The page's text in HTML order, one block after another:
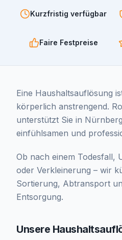
Kurzfristig verfügbar
Faire Festpreise
Eine Haushaltsauflösung
körperlich anstrengend.
unterstützt Sie in
einfühlsamen und
Ob nach einem Todesfall,
oder Verkleinerung – wir
Sortierung, Abtransport
Entsorgung.
Unsere